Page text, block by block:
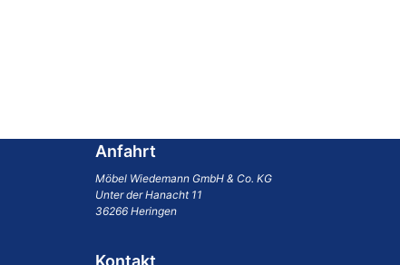
Anfahrt
Möbel Wiedemann GmbH & Co. KG
Unter der Hanacht 11
36266 Heringen
Kontakt